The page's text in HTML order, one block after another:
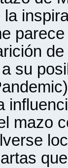
su
mazo